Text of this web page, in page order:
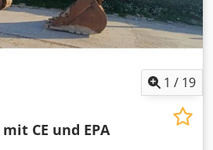
1 / 19
mit CE und EPA